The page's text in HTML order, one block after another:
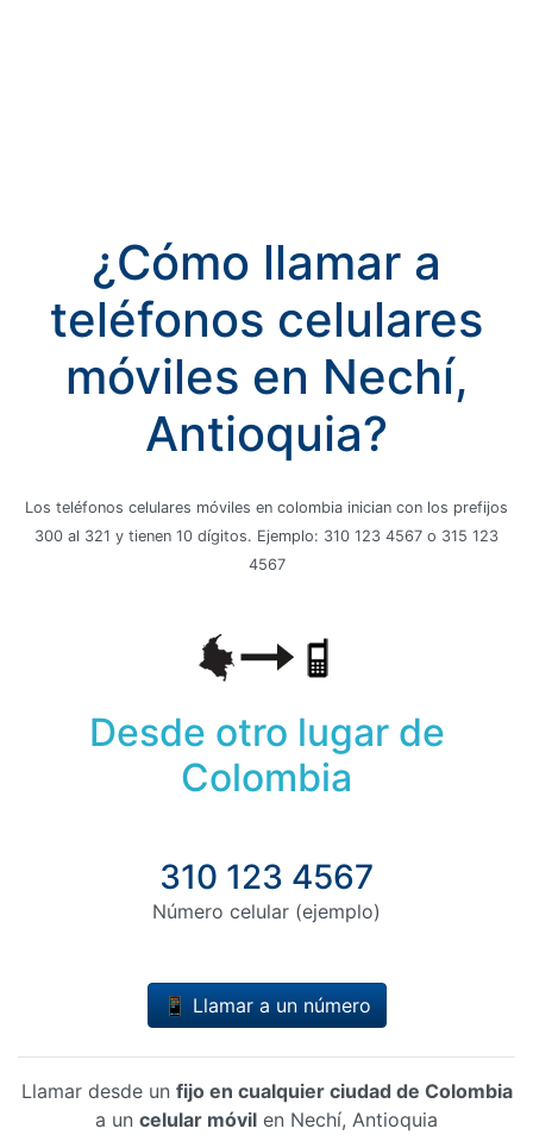
¿Cómo llamar a
teléfonos celulares
móviles en Nechí,
Antioquia?
Los teléfonos celulares móviles en colombia inician con los prefijos
300 al 321 y tienen 10 dígitos. Ejemplo: 310 123 4567 o 315 123
4567
Desde otro lugar de
Colombia
310 123 4567
Número celular (ejemplo)
📱 Llamar a un número
Llamar desde un fijo en cualquier ciudad de Colombia
a un celular móvil en Nechí, Antioquia